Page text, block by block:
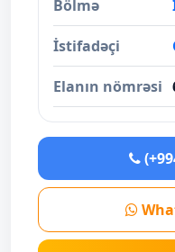
Bölmə
İstifadəçi
Elanın nömrəsi